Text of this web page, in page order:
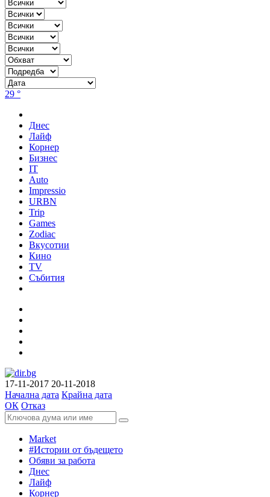
29 °
Днес
Лайф
Корнер
Бизнес
IT
Auto
Impressio
URBN
Trip
Games
Zodiac
Вкусотии
Кино
TV
Събития
17-11-2017 20-11-2018
Начална дата Крайна дата
ОК Отказ
Market
#Истории от бъдещето
Обяви за работа
Днес
Лайф
Корнер